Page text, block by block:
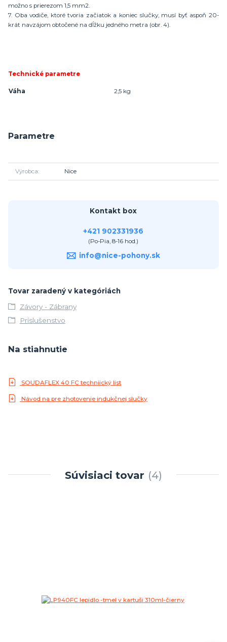
možno s prierezom 1,5 mm2.
7. Oba vodiče, ktoré tvoria začiatok a koniec slučky, musí byť aspoň 20-
krát navzájom obtočené na dĺžku jedného metra (obr. 4).
Technické parametre
Váha 2,5 kg
Parametre
Výrobca Nice
Kontakt box
+421 902331936
(Po-Pia, 8-16 hod.)
info@nice-pohony.sk
Tovar zaradený v kategóriách
Závory - Zábrany
Príslušenstvo
Na stiahnutie
SOUDAFLEX 40 FC techniický list
Návod na pre zhotovenie indukčnej slučky
Súvisiaci tovar 4